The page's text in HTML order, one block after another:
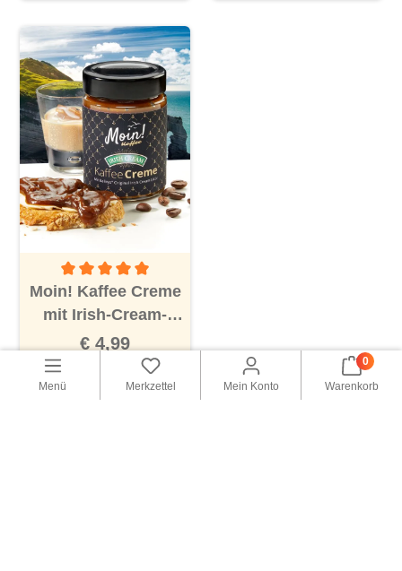
Durchschnittliche Bewertung von 5 von 5 Sternen
Moin! Kaffee Creme
mit Irish-Cream-
Likör
(€ 24,95 / 1 kg)
€ 4,99
Menü Merkzettel Mein Konto
0
Warenkorb